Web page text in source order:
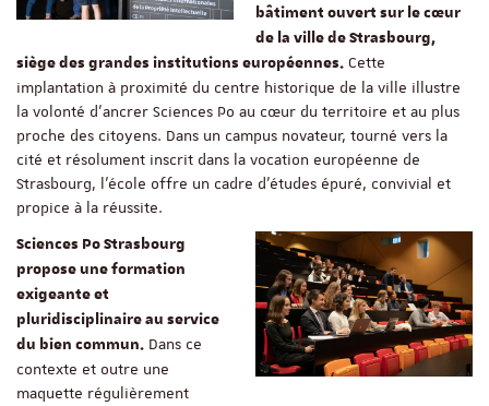
bâtiment ouvert sur le cœur
de la ville de Strasbourg,
siège des grandes institutions européennes. Cette
implantation à proximité du centre historique de la ville illustre
la volonté d’ancrer Sciences Po au cœur du territoire et au plus
proche des citoyens. Dans un campus novateur, tourné vers la
cité et résolument inscrit dans la vocation européenne de
Strasbourg, l’école offre un cadre d’études épuré, convivial et
propice à la réussite.
Sciences Po Strasbourg
propose une formation
exigeante et
pluridisciplinaire au service
du bien commun. Dans ce
contexte et outre une
maquette régulièrement